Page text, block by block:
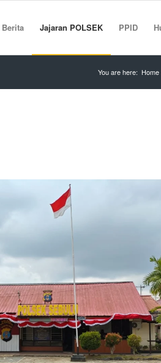
Berita Jajaran POLSEK PPID
You are here: Home